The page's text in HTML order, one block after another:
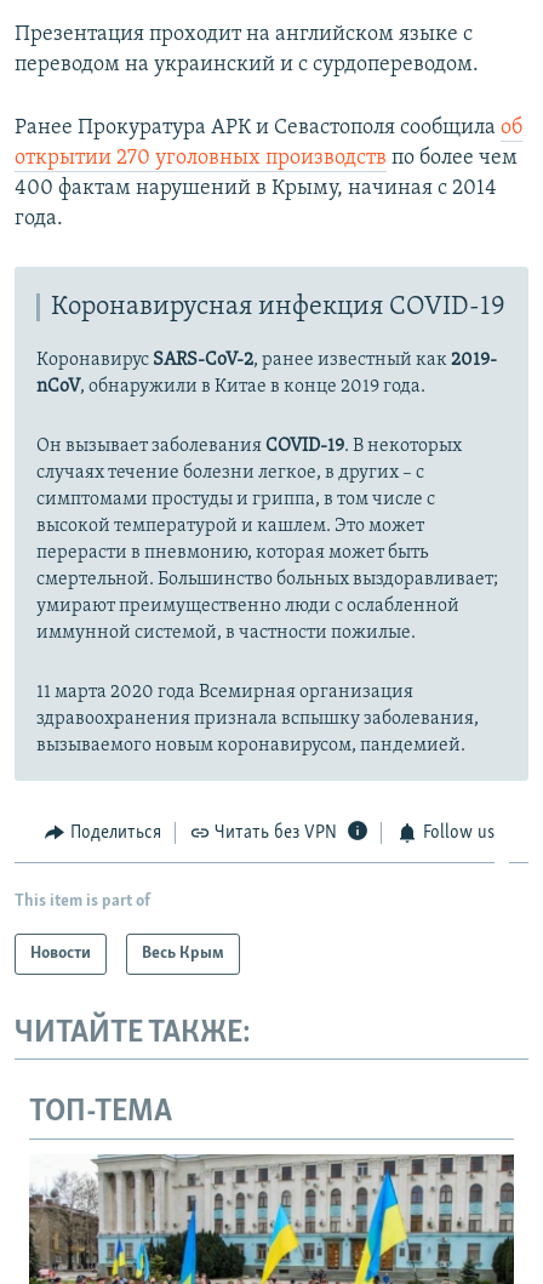
Презентация проходит на английском языке с
переводом на украинский и с сурдопереводом.
Ранее Прокуратура АРК и Севастополя сообщила об
открытии 270 уголовных производств по более чем
400 фактам нарушений в Крыму, начиная с 2014
года.
Коронавирусная инфекция COVID-19
Коронавирус SARS-CoV-2, ранее известный как2019-
nCoV, обнаружили в Китае в конце 2019 года.
Он вызывает заболеванияCOVID-19. В некоторых
случаях течение болезни легкое, в других – с
симптомами простуды и гриппа, в том числе с
высокой температурой и кашлем. Это может
перерасти в пневмонию, которая может быть
смертельной. Большинство больных выздоравливает;
умирают преимущественно люди с ослабленной
иммунной системой, в частности пожилые.
11 марта 2020 года Всемирная организация
здравоохранения признала вспышку заболевания,
вызываемого новым коронавирусом, пандемией.
Поделиться Читать без VPN Follow us
This item is part of
Новости Весь Крым
ЧИТАЙТЕ ТАКЖЕ:
ТОП-ТЕМА